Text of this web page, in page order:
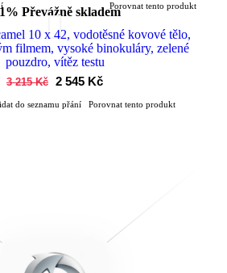
Převážně sklademPorovnat tento produkt
10 x 42, vodotěsné kovové tělo,
filmem, vysoké binokuláry, zelené
pouzdro, vítěz testu
3 215 Kč 2 545 Kč
do seznamu přání Porovnat tento produkt